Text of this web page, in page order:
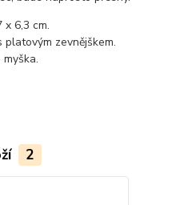
x 6,3 cm.
zevnějškem.
2